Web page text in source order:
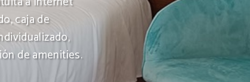
caja de
de amenities.